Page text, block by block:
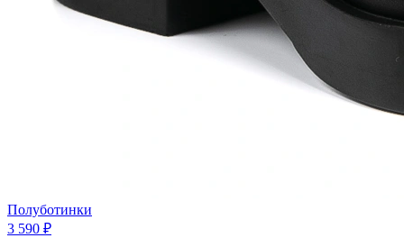
Полуботинки
3 590 ₽